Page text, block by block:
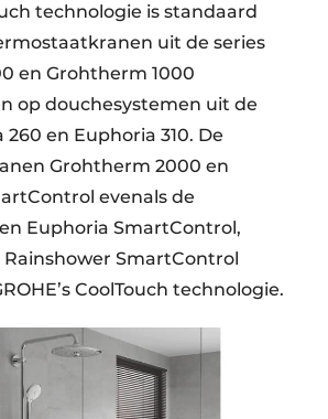
technologie is standaard
uit de series
en Grohtherm 1000
op douchesystemen uit de
en Euphoria 310. De
Grohtherm 2000 en
evenals de
Euphoria SmartControl,
Rainshower SmartControl
CoolTouch technologie.